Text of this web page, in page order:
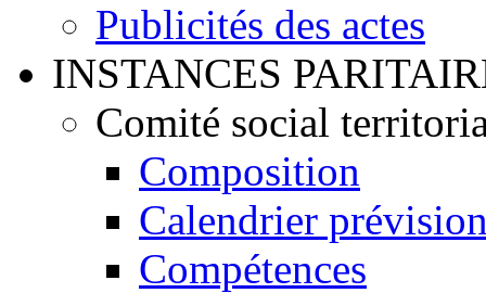
Publicités des actes
INSTANCES
Comité social
Composition
Calendrier
Compétences